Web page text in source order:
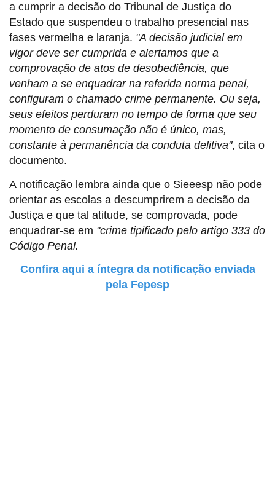
a cumprir a decisão do Tribunal de Justiça do
Estado que suspendeu o trabalho presencial nas
fases vermelha e laranja. "A decisão judicial em
vigor deve ser cumprida e alertamos que a
comprovação de atos de desobediência, que
venham a se enquadrar na referida norma penal,
configuram o chamado crime permanente. Ou seja,
seus efeitos perduram no tempo de forma que seu
momento de consumação não é único, mas,
constante à permanência da conduta delitiva", cita o
documento.
A notificação lembra ainda que o Sieeesp não pode
orientar as escolas a descumprirem a decisão da
Justiça e que tal atitude, se comprovada, pode
enquadrar-se em "crime tipificado pelo artigo 333 do
Código Penal.
Confira aqui a íntegra da notificação enviada
pela Fepesp